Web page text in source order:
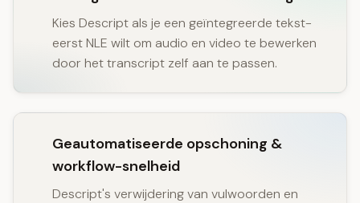
Kies Descript als je een geïntegreerde tekst-
eerst NLE wilt om audio en video te bewerken
door het transcript zelf aan te passen.
Geautomatiseerde opschoning &
workflow-snelheid
Descript's verwijdering van vulwoorden en